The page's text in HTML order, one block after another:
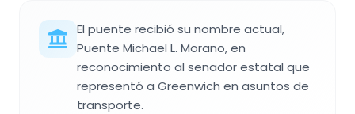
El puente recibió su nombre actual,
Puente Michael L. Morano, en
reconocimiento al senador estatal que
representó a Greenwich en asuntos de
transporte.